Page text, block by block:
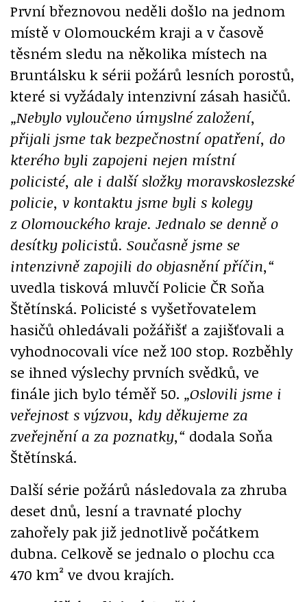
První březnovou neděli došlo na jednom
místě v Olomouckém kraji a v časově
těsném sledu na několika místech na
Bruntálsku k sérii požárů lesních porostů,
které si vyžádaly intenzivní zásah hasičů.
„Nebylo vyloučeno úmyslné založení,
přijali jsme tak bezpečnostní opatření, do
kterého byli zapojeni nejen místní
policisté, ale i další složky moravskoslezské
policie, v kontaktu jsme byli s kolegy
z Olomouckého kraje. Jednalo se denně o
desítky policistů. Současně jsme se
intenzivně zapojili do objasnění příčin,“
uvedla tisková mluvčí Policie ČR Soňa
Štětínská. Policisté s vyšetřovatelem
hasičů ohledávali požářišť a zajišťovali a
vyhodnocovali více než 100 stop. Rozběhly
se ihned výslechy prvních svědků, ve
finále jich bylo téměř 50. „Oslovili jsme i
veřejnost s výzvou, kdy děkujeme za
zveřejnění a za poznatky,“ dodala Soňa
Štětínská.
Další série požárů následovala za zhruba
deset dnů, lesní a travnaté plochy
zahořely pak již jednotlivě počátkem
dubna. Celkově se jednalo o plochu cca
470 km² ve dvou krajích.